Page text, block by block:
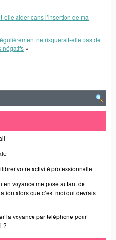
elle aider dans l’insertion de ma
ne risquerait-elle pas de
négatifs »
votre activité professionnelle
en voyance me pose autant de
alors que c’est moi qui devrais
la voyance par téléphone pour
?